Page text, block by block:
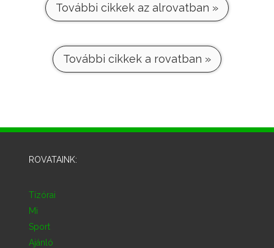
További cikkek az alrovatban »
További cikkek a rovatban »
ROVATAINK:
Tízórai
Mi
Sport
Ajánló